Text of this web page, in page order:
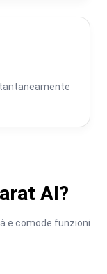
AI?
e comode funzioni